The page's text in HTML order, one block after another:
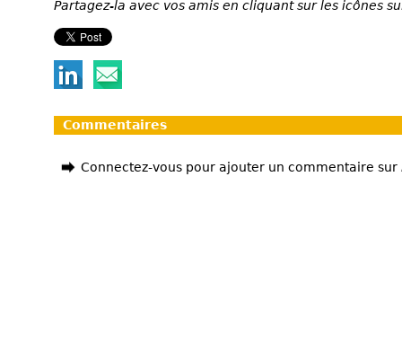
Partagez-la avec vos amis en cliquant sur les icônes
Commentaires
Connectez-vous pour ajouter un commentaire sur